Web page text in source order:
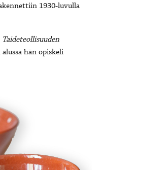
1930-luvulla
Taideteollisuuden
hän opiskeli